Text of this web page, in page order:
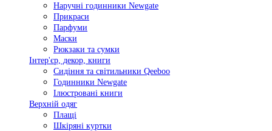
Наручні годинники Newgate
Прикраси
Парфуми
Маски
Рюкзаки та сумки
Інтер'єр, декор, книги
Сидіння та світильники Qeeboo
Годинники Newgate
Ілюстровані книги
Верхній одяг
Плащі
Шкіряні куртки